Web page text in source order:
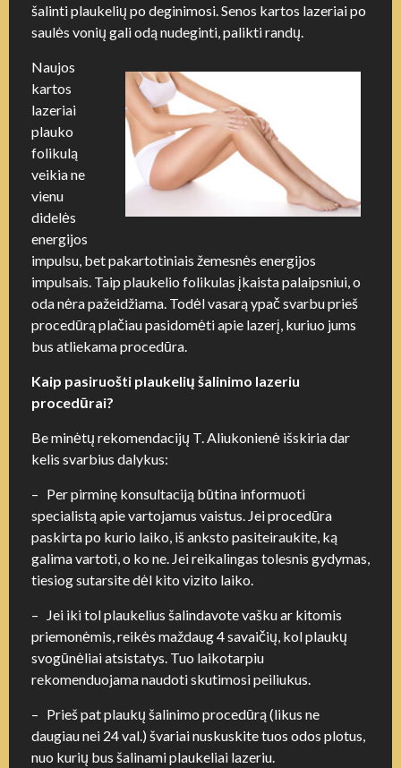
šalinti plaukelių po deginimosi. Senos kartos lazeriai po
saulės vonių gali odą nudeginti, palikti randų.
Naujos
kartos
lazeriai
plauko
folikulą
veikia ne
vienu
didelės
energijos
impulsu, bet pakartotiniais žemesnės energijos
impulsais. Taip plaukelio folikulas įkaista palaipsniui, o
oda nėra pažeidžiama. Todėl vasarą ypač svarbu prieš
procedūrą plačiau pasidomėti apie lazerį, kuriuo jums
bus atliekama procedūra.
Kaip pasiruošti plaukelių šalinimo lazeriu
procedūrai?
Be minėtų rekomendacijų T. Aliukonienė išskiria dar
kelis svarbius dalykus:
– Per pirminę konsultaciją būtina informuoti
specialistą apie vartojamus vaistus. Jei procedūra
paskirta po kurio laiko, iš anksto pasiteiraukite, ką
galima vartoti, o ko ne. Jei reikalingas tolesnis gydymas,
tiesiog sutarsite dėl kito vizito laiko.
–
Jei iki tol plaukelius šalindavote vašku ar kitomis
priemonėmis, reikės maždaug 4 savaičių, kol plaukų
svogūnėliai atsistatys. Tuo laikotarpiu
rekomenduojama naudoti skutimosi peiliukus.
– Prieš pat plaukų šalinimo procedūrą (likus ne
daugiau nei 24 val.) švariai nuskuskite tuos odos plotus,
nuo kurių bus šalinami plaukeliai lazeriu.